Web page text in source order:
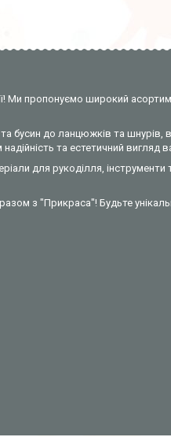
Ми пропонуємо широкий
бусин до ланцюжків та шнурів,
та естетичний вигляд
для рукоділля,
з "Прикраса"! Будьте